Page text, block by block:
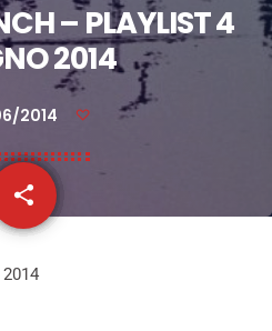
– PLAYLIST 4
2014
2014
share
email